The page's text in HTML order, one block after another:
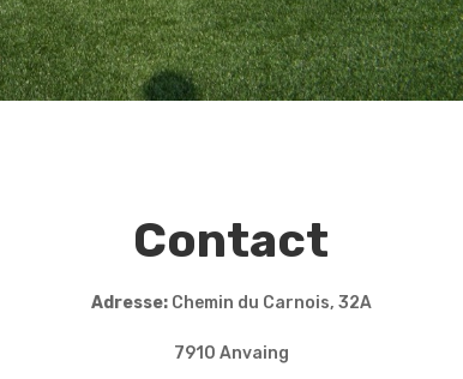
Contact
Adresse:Chemin du Carnois, 32A
7910 Anvaing